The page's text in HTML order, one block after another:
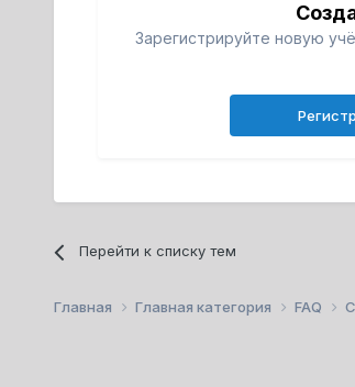
Зарегистрируйте новую
Перейти к списку тем
Главная Главная категория FAQ